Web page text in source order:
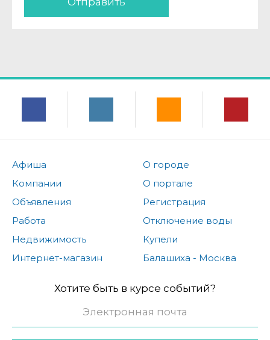
Афиша
Компании
Объявления
Работа
Недвижимость
Интернет-магазин
О городе
О портале
Регистрация
Отключение воды
Купели
Балашиха - Москва
Хотите быть в курсе событий?